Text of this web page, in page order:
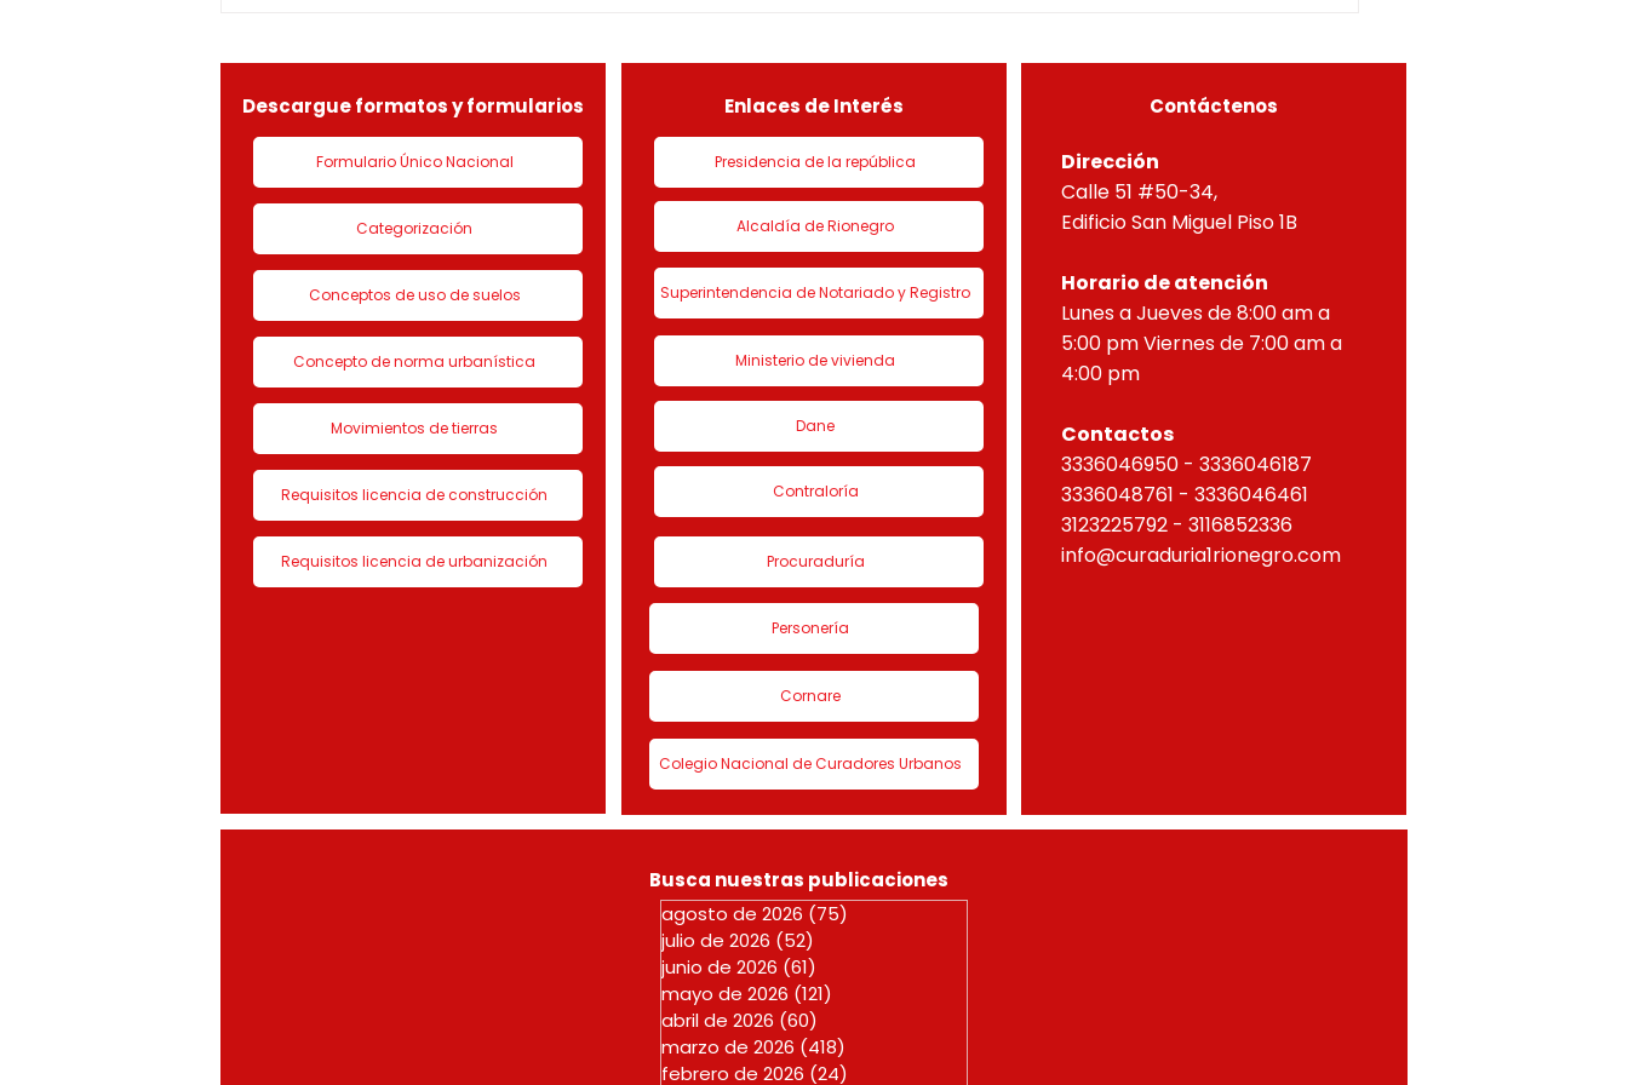
normas concordantes, hace
saber que según ra
normas concordantes, hace
saber que según ra
normas concordantes, hace
saber que según ra
Descargue formatos y formularios
Formulario Único Nacional
Categorización
Conceptos de uso de suelos
Concepto de norma urbanística
Movimientos de tierras
Requisitos licencia de construcción
Requisitos licencia de urbanización
Enlaces de Interés
Presidencia de la república
Alcaldía de Rionegro
Superintendencia de Notariado y Registro
Ministerio de vivienda
Dane
Contraloría
Procuraduría
Personería
Cornare
Colegio Nacional de Curadores Urbanos
Contáctenos
Dirección
Calle 51 #50-34,
Edificio San Miguel Piso 1B
Horario de atención
Lunes a Jueves de 8:00 am a
5:00 pm Viernes de 7:00 am a
4:00 pm
Contactos
3336046950 - 3336046187
3336048761 - 3336046461
3123225792 - 3116852336
info@curaduria1rionegro.com
Busca nuestras publicaciones
agosto de 2026 (75)
julio de 2026 (52)
junio de 2026 (61)
mayo de 2026 (121)
abril de 2026 (60)
marzo de 2026 (418)
febrero de 2026 (24)